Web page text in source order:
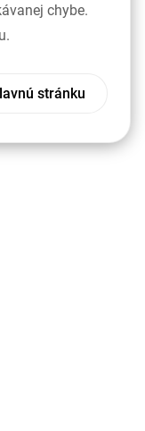
chybe.
stránku